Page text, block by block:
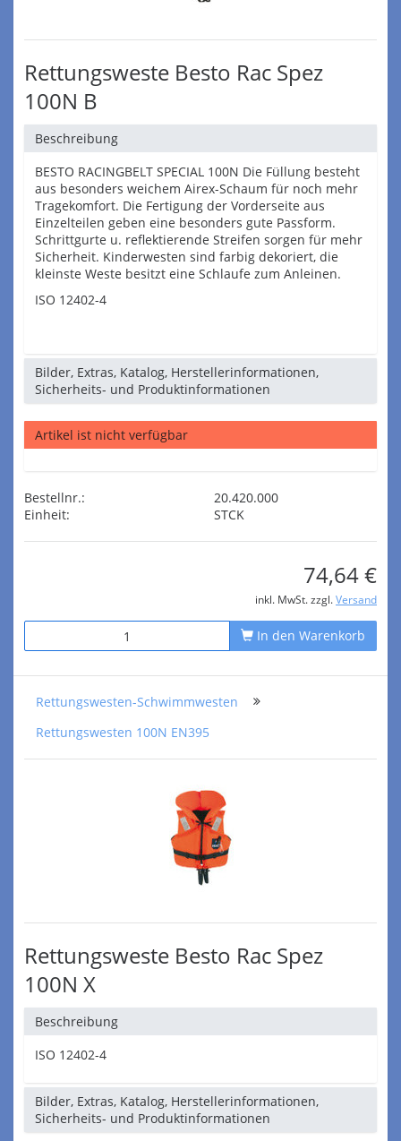
Rettungsweste Besto Rac Spez
100N B
Beschreibung
BESTO RACINGBELT SPECIAL 100N Die Füllung besteht
aus besonders weichem Airex-Schaum für noch mehr
Tragekomfort. Die Fertigung der Vorderseite aus
Einzelteilen geben eine besonders gute Passform.
Schrittgurte u. reflektierende Streifen sorgen für mehr
Sicherheit. Kinderwesten sind farbig dekoriert, die
kleinste Weste besitzt eine Schlaufe zum Anleinen.
ISO 12402-4
Bilder, Extras, Katalog, Herstellerinformationen,
Sicherheits- und Produktinformationen
Artikel ist nicht verfügbar
Bestellnr.:
20.420.000
Einheit:
STCK
74,64 €
inkl. MwSt. zzgl. Versand
In den Warenkorb
Rettungswesten-Schwimmwesten
Rettungswesten 100N EN395
Rettungsweste Besto Rac Spez
100N X
Beschreibung
ISO 12402-4
Bilder, Extras, Katalog, Herstellerinformationen,
Sicherheits- und Produktinformationen